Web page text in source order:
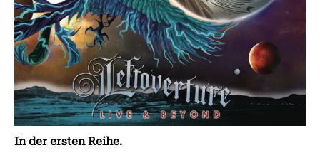
In der ersten Reihe.